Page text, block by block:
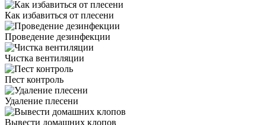
Как избавиться от плесени
Проведение дезинфекции
Чистка вентиляции
Пест контроль
Удаление плесени
Вывести домашних клопов